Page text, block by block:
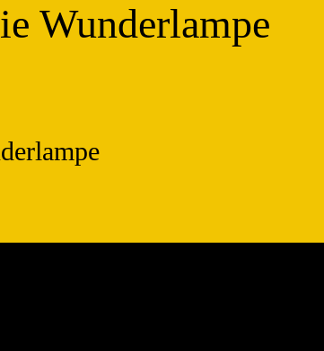
Wunderlampe